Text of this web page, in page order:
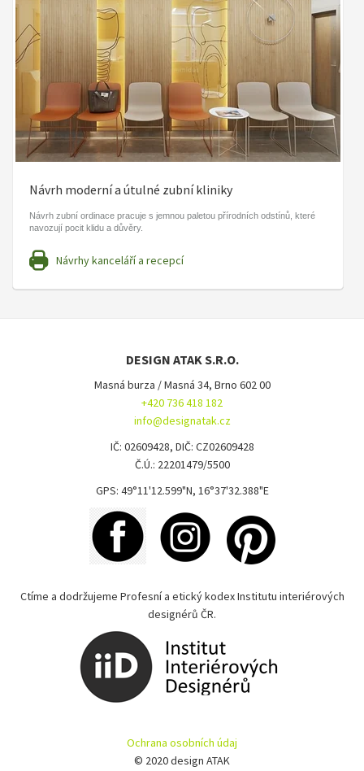
Návrh moderní a útulné zubní kliniky
Návrh zubní ordinace pracuje s jemnou paletou přírodních odstínů, které
navozují pocit klidu a důvěry.
Návrhy kanceláří a recepcí
DESIGN ATAK S.R.O.
Masná burza / Masná 34, Brno 602 00
+420 736 418 182
info@designatak.cz
IČ: 02609428, DIČ: CZ02609428
Č.Ú.: 22201479/5500
GPS: 49°11'12.599"N, 16°37'32.388"E
Ctíme a dodržujeme Profesní a etický kodex Institutu interiérových
designérů ČR.
Ochrana osobních údaj
© 2020 design ATAK